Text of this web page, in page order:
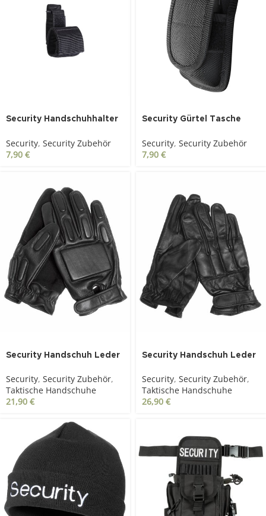
Security Handschuhhalter
Security, Security Zubehör
7,90 €
Security Gürtel Tasche
Security, Security Zubehör
7,90 €
Security Handschuh Leder
Security, Security Zubehör,
Taktische Handschuhe
21,90 €
Security Handschuh Leder
schwarz
Security, Security Zubehör,
Taktische Handschuhe
26,90 €